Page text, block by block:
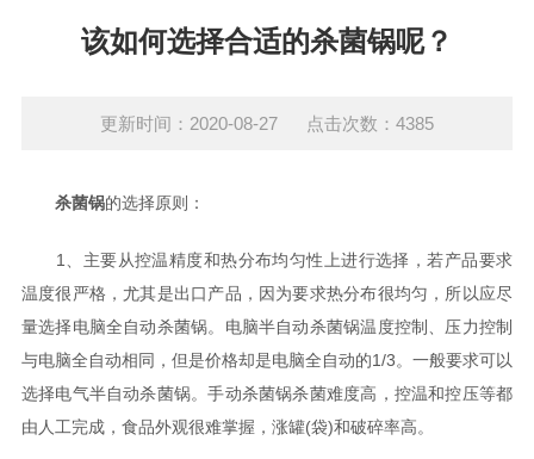
该如何选择合适的杀菌锅呢？
更新时间：2020-08-27 点击次数：4385
杀菌锅的选择原则：
1、主要从控温精度和热分布均匀性上进行选择，若产品要求
温度很严格，尤其是出口产品，因为要求热分布很均匀，所以应尽
量选择电脑全自动杀菌锅。电脑半自动杀菌锅温度控制、压力控制
与电脑全自动相同，但是价格却是电脑全自动的1/3。一般要求可以
选择电气半自动杀菌锅。手动杀菌锅杀菌难度高，控温和控压等都
由人工完成，食品外观很难掌握，涨罐(袋)和破碎率高。